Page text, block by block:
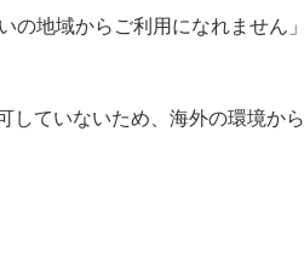
の地域からご利用になれません」
していないため、海外の環境から